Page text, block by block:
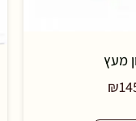
מעץ
₪